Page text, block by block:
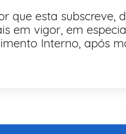
que esta subscreve,
em vigor, em
Interno, após